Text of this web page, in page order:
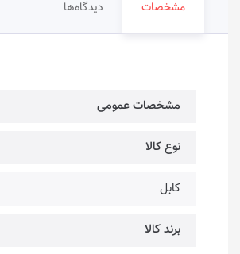
مشخصات دیدگاه‌ها
مشخصات عمومی
نوع کالا
کابل
برند کالا